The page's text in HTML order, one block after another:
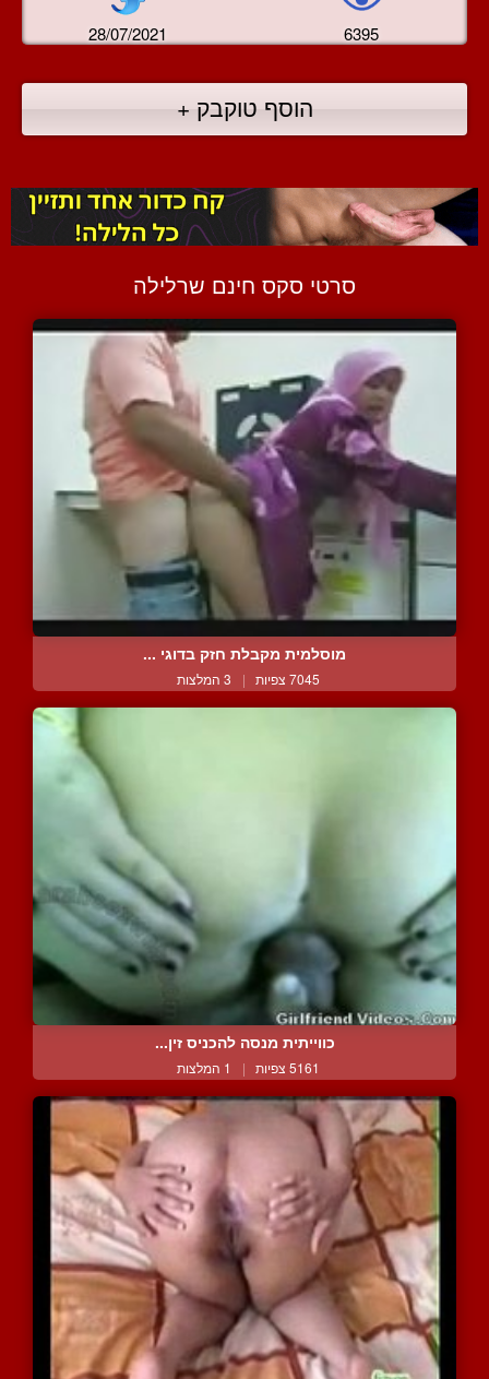
28/07/2021 6395
הוסף טוקבק +
סרטי סקס חינם שרלילה
מוסלמית מקבלת חזק בדוגי ...
7045 צפיות | 3 המלצות
כווייתית מנסה להכניס זין...
5161 צפיות | 1 המלצות